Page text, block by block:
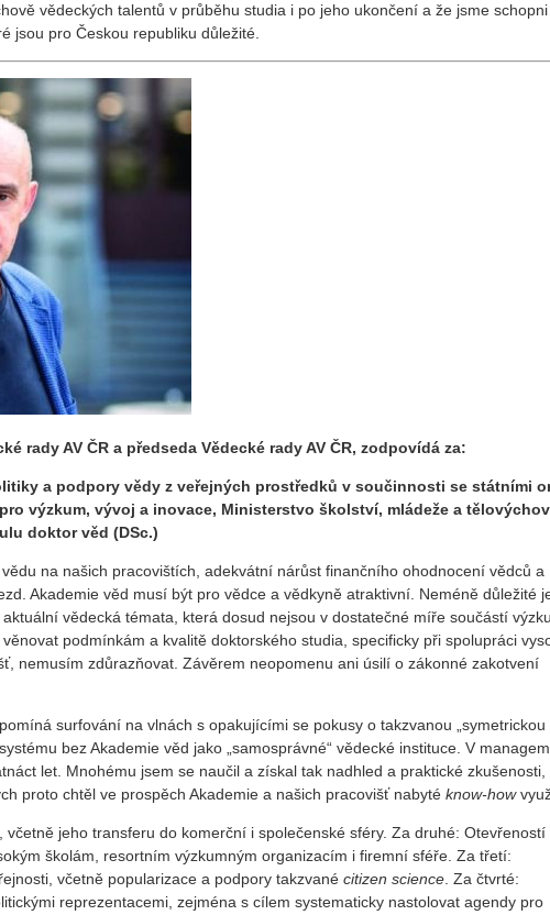
vědeckých talentů v průběhu studia i po jeho ukončení a že jsme
jsou pro Českou republiku důležité.
rady AV ČR a předseda Vědecké rady AV ČR, zodpovídá za:
a podpory vědy z veřejných prostředků v součinnosti se státními
výzkum, vývoj a inovace, Ministerstvo školství, mládeže a
doktor věd (DSc.)
na našich pracovištích, adekvátní nárůst finančního ohodnocení vědců a
Akademie věd musí být pro vědce a vědkyně atraktivní. Neméně důležité
vědecká témata, která dosud nejsou v dostatečné míře součástí
podmínkám a kvalitě doktorského studia, specificky při spolupráci
nemusím zdůrazňovat. Závěrem neopomenu ani úsilí o zákonné zakotvení
surfování na vlnách s opakujícími se pokusy o takzvanou „symetrickou
bez Akademie věd jako „samosprávné“ vědecké instituce. V
let. Mnohému jsem se naučil a získal tak nadhled a praktické zkušenosti,
proto chtěl ve prospěch Akademie a našich pracovišť nabyté know-how
jeho transferu do komerční i společenské sféry. Za druhé: Otevřeností
školám, resortním výzkumným organizacím i firemní sféře. Za třetí:
včetně popularizace a podpory takzvané citizen science. Za čtvrté:
reprezentacemi, zejména s cílem systematicky nastolovat agendy pro